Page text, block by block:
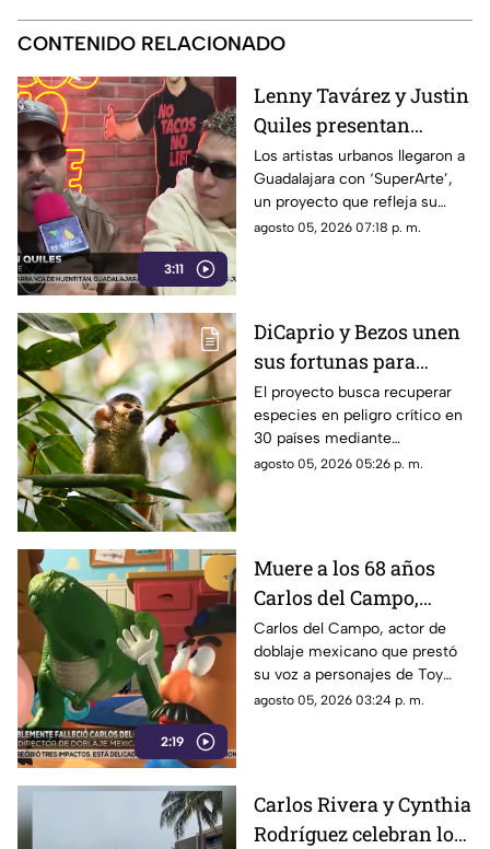
CONTENIDO RELACIONADO
3:11
Lenny Tavárez y Justin
Quiles presentan
‘SuperArte’ en
Guadalajara y hablan
de su nueva etapa
Los artistas urbanos llegaron a
Guadalajara con ‘SuperArte’,
un proyecto que refleja su
crecimiento profesional y los
agosto 05, 2026 07:18 p. m.
DiCaprio y Bezos unen
sus fortunas para
salvar 100 especies de
la extinción
El proyecto busca recuperar
especies en peligro crítico en
30 países mediante
financiamiento a programas de
agosto 05, 2026 05:26 p. m.
2:19
Muere a los 68 años
Carlos del Campo,
reconocido actor de
doblaje mexicano
Carlos del Campo, actor de
doblaje mexicano que prestó
su voz a personajes de Toy
Story y Star Wars, murió a los
agosto 05, 2026 03:24 p. m.
Carlos Rivera y Cynthia
Rodríguez celebran los